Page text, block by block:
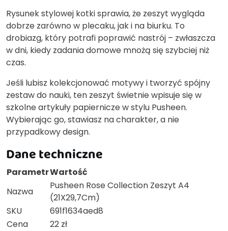
Rysunek stylowej kotki sprawia, że zeszyt wygląda
dobrze zarówno w plecaku, jak i na biurku. To
drobiazg, który potrafi poprawić nastrój – zwłaszcza
w dni, kiedy zadania domowe mnożą się szybciej niż
czas.
Jeśli lubisz kolekcjonować motywy i tworzyć spójny
zestaw do nauki, ten zeszyt świetnie wpisuje się w
szkolne artykuły papiernicze w stylu Pusheen.
Wybierając go, stawiasz na charakter, a nie
przypadkowy design.
Dane techniczne
ParametrWartość
Nazwa
Pusheen Rose Collection Zeszyt A4
(21X29,7Cm)
SKU
691f1634aed8
Cena
22 zł